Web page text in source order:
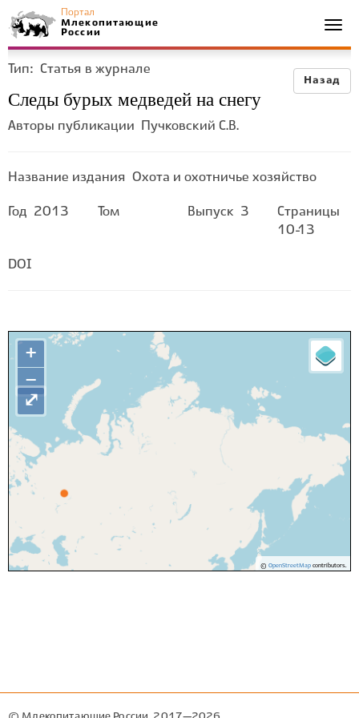
Портал
Млекопитающие
России
Назад
Тип: Статья в журнале
Следы бурых медведей на снегу
Авторы публикации Пучковский С.В.
Название издания Охота и охотничье хозяйство
Год 2013 Том Выпуск 3
Страницы
10-13
DOI
+
−
© OpenStreetMapcontributors.
⤢